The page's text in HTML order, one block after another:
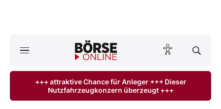
ktuelle Ausgabe BÖRSE ONLINE lesen
+++ attraktive Chance für Anleger +++ Dieser
Nutzfahrzeugkonzern überzeugt +++